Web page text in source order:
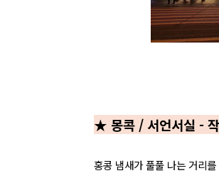
★ 몽콕 / 서언서실 -
홍콩 냄새가 풀풀 나는 거리